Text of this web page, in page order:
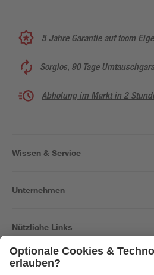
5 Jahre Garantie auf toom
Sorglos, 90 Tage
Abholung im Markt in 2
Wissen & Service
Unternehmen
Nützliche Links